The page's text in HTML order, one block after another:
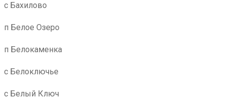
с Бахилово
п Белое Озеро
п Белокаменка
с Белоключье
с Белый Ключ